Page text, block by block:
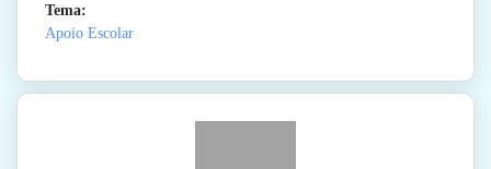
Tema:
Apoio Escolar